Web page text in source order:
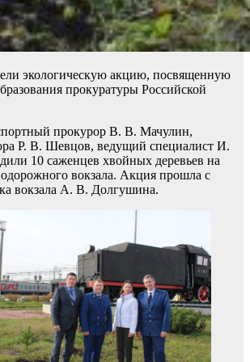
экологическую акцию, посвященную
прокуратуры Российской
прокурор В. В. Мачулин,
Р. В. Шевцов, ведущий специалист И.
10 саженцев хвойных деревьев на
вокзала. Акция прошла с
вокзала А. В. Долгушина.